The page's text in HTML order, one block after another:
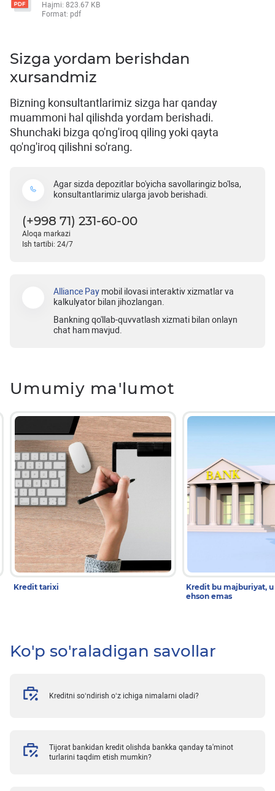
Hajmi: 823.67 KB
Format: pdf
Sizga yordam berishdan
xursandmiz
Bizning konsultantlarimiz sizga har qanday
muammoni hal qilishda yordam berishadi.
Shunchaki bizga qo'ng'iroq qiling yoki qayta
qo'ng'iroq qilishni so'rang.
Agar sizda depozitlar bo'yicha savollaringiz bo'lsa,
konsultantlarimiz ularga javob berishadi.
(+998 71) 231-60-00
Aloqa markazi
Ish tartibi: 24/7
Alliance Pay mobil ilovasi interaktiv xizmatlar va
kalkulyator bilan jihozlangan.
Bankning qo'llab-quvvatlash xizmati bilan onlayn
chat ham mavjud.
Umumiy ma'lumot
Kredit tarixi
Kredit bu majburiyat, u
ehson emas
Ko'p so'raladigan savollar
Kreditni so‘ndirish o‘z ichiga nimalarni oladi?
Tijorat bankidan kredit olishda bankka qanday ta'minot
turlarini taqdim etish mumkin?